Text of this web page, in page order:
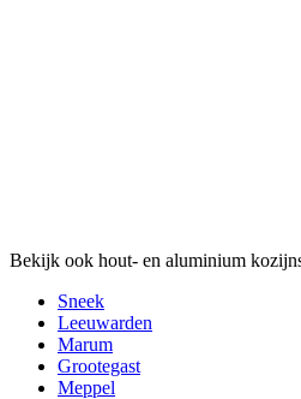
Bekijk ook hout- en aluminium
Sneek
Leeuwarden
Marum
Grootegast
Meppel